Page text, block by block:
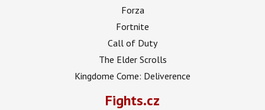
Forza
Fortnite
Call of Duty
The Elder Scrolls
Kingdome Come: Deliverence
Fights.cz